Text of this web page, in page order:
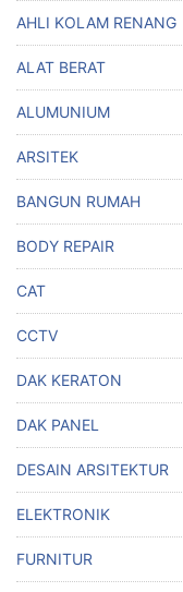
AHLI KOLAM RENANG
ALAT BERAT
ALUMUNIUM
ARSITEK
BANGUN RUMAH
BODY REPAIR
CAT
CCTV
DAK KERATON
DAK PANEL
DESAIN ARSITEKTUR
ELEKTRONIK
FURNITUR